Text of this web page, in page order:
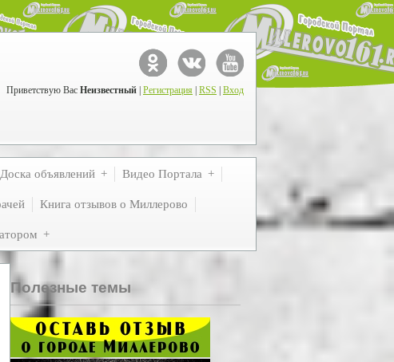
Приветствую Вас Неизвестный Регистрация RSS Вход
Доска объявлений Видео Портала
Книга отзывов о Миллерово
Полезные темы